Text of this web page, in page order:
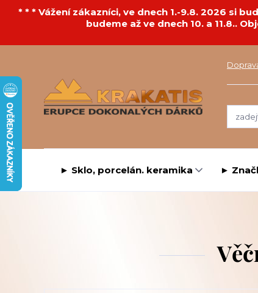
* * * Vážení zákazníci, ve dnech 1.-9.8. 2026 si
budeme až ve dnech 10. a 11.8..
► Sklo, porcelán. keramika ►